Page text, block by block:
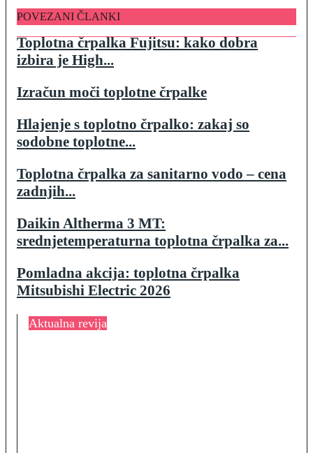
POVEZANI ČLANKI
Toplotna črpalka Fujitsu: kako dobra
izbira je High...
Izračun moči toplotne črpalke
Hlajenje s toplotno črpalko: zakaj so
sodobne toplotne...
Toplotna črpalka za sanitarno vodo – cena
zadnjih...
Daikin Altherma 3 MT:
srednjetemperaturna toplotna črpalka za...
Pomladna akcija: toplotna črpalka
Mitsubishi Electric 2026
Aktualna revija